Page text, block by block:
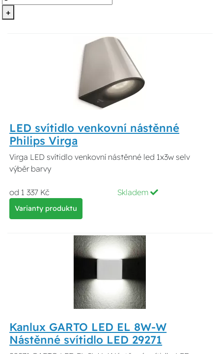
+
LED svítidlo venkovní nástěnné
Philips Virga
Virga LED svítidlo venkovní nástěnné led 1x3w selv
výběr barvy
od 1 337 Kč Skladem
Varianty produktu
Kanlux GARTO LED EL 8W-W
Nástěnné svítidlo LED 29271